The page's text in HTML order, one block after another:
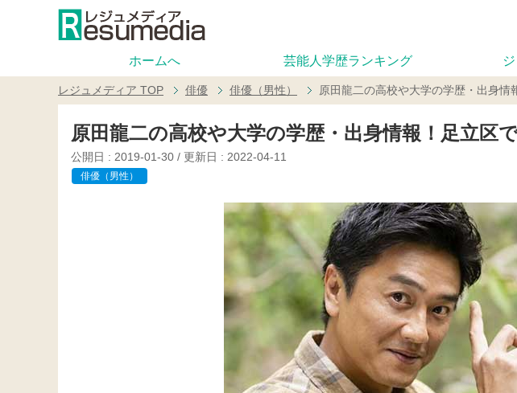
ホームへ 芸能人学歴ランキング
レジュメディア TOP 俳優 俳優（男性） 原田龍二の高校や大学の学歴・出身情
原田龍二の高校や大学の学歴・出身情報！足立区
公開日 : 2019-01-30 / 更新日 : 2022-04-11
俳優（男性）